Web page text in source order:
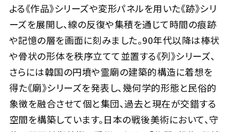
よる《作品》シリーズや変形パネルを用いた《跡》シリ
ーズを展開し、線の反復や集積を通じて時間の痕跡
や記憶の層を画面に刻みました。90年代以降は棒状
や骨状の形体を秩序立てて並置する《列》シリーズ、
さらには韓国の円墳や霊廟の建築的構造に着想を
得た《廟》シリーズを発表し、幾何学的形態と民俗的
象徴を融合させて個と集団、過去と現在が交錯する
空間を構築しています。日本の戦後美術において、守